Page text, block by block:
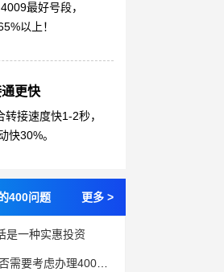
最好号段，
以上！
更快
接速度快1-2秒，
快30%。
400问题 更多 >
是一种实惠投资